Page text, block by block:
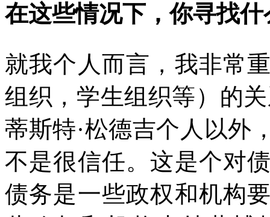
在这些情况下，你寻找
就我个人而言，我非常
组织，学生组织等）的
蒂斯特·松德吉个人以外
不是很信任。这是个对
债务是一些政权和机构